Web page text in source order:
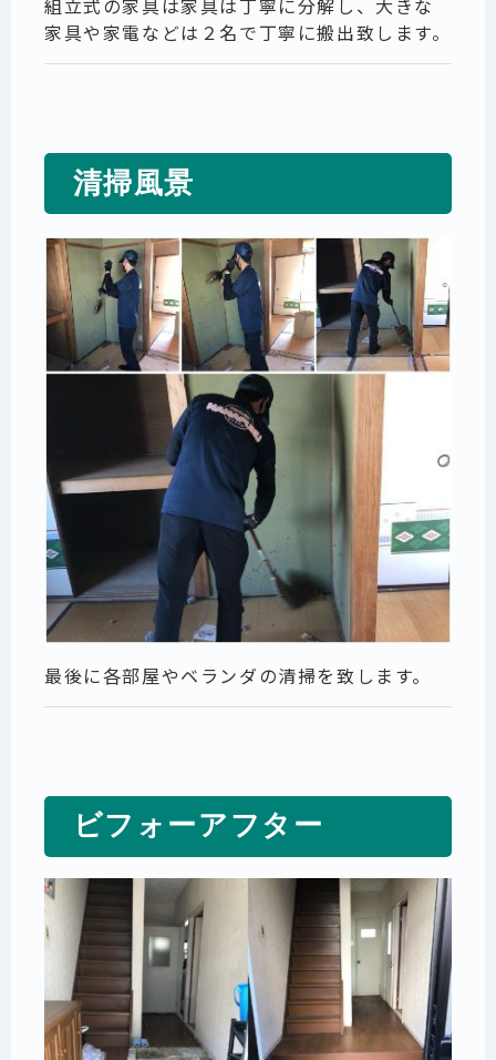
組立式の家具は家具は丁寧に分解し、大きな
家具や家電などは２名で丁寧に搬出致します。
清掃風景
最後に各部屋やベランダの清掃を致します。
ビフォーアフター